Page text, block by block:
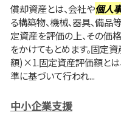
償却資産とは、会社や個人
る構築物、機械、器具、備品
定資産を評価の上、その価
をかけてもとめます。固定
額)×1.固定資産評価額とは
準に基づいて行われ...
中小企業支援